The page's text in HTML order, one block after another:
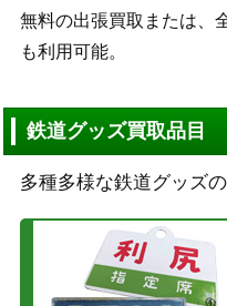
無料の出張買取または、
も利用可能。
鉄道グッズ買取品目
多種多様な鉄道グッズ